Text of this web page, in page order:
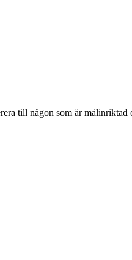
till någon som är